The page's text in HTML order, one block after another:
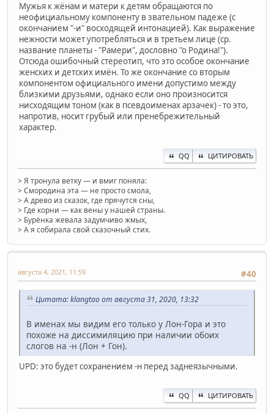
Мужья к жёнам и матери к детям обращаются по
неофициальному компоненту в звательном падеже (с
окончанием "-и" восходящей интонацией). Как выражение
нежности может употребляться и в третьем лице (ср.
название планеты - "Рамери", дословно "о Родина!").
Отсюда ошибочный стереотип, что это особое окончание
женских и детских имён. То же окончание со вторым
компонентом официального имени допустимо между
близкими друзьями, однако если оно произносится
нисходящим тоном (как в псевдоименах арзачек) - то это,
напротив, носит грубый или пренебрежительный
характер.
QQ ЦИТИРОВАТЬ
> Я тронула ветку — и вмиг поняла:
> Смородина эта — не просто смола,
> А древо из сказок, где прячутся сны,
> Где корни — как вены у нашей страны.
> Бурёнка жевала задумчиво жмых,
> А я собирала свой сказочный стих.
#40
августа 4, 2021, 11:59
Цитата: klangtao от августа 31, 2020, 13:32
В именах мы видим его только у Лон-Гора и это
похоже на диссимиляцию при наличии обоих
слогов на -н (Лон + Гон).
UPD: это будет сохранением -н перед заднеязычными.
QQ ЦИТИРОВАТЬ